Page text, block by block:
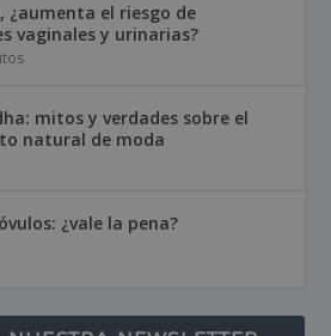
¿aumenta el riesgo de
vaginales y urinarias?
mitos y verdades sobre el
natural de moda
¿vale la pena?